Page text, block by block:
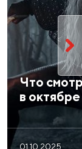
​Что
в
01.10 2025